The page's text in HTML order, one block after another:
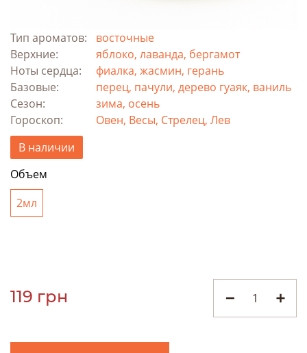
Тип ароматов:
восточные
Верхние:
яблоко, лаванда, бергамот
Ноты сердца:
фиалка, жасмин, герань
Базовые:
перец, пачули, дерево гуаяк, ваниль
Сезон:
зима, осень
Гороскоп:
Овен, Весы, Стрелец, Лев
В наличии
Объем
2мл
119 грн